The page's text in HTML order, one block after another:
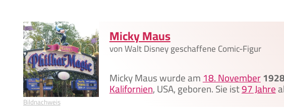
Bildnachweis
Micky Maus
von Walt Disney geschaffene Comic-Figur
Micky Maus wurde am18. November1928
Kalifornien, USA, geboren. Sie ist97 Jahre